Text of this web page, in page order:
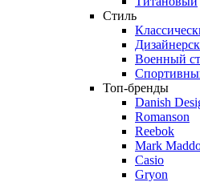
Стиль
Военный
Топ-бренды
Danish
Romanson
Reebok
Mark
Casio
Gryon